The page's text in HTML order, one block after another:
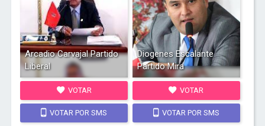
Arcadio Carvajal Partido
Liberal
VOTAR
VOTAR POR SMS
Diogenes Escalante
Partido Mira
VOTAR
VOTAR POR SMS